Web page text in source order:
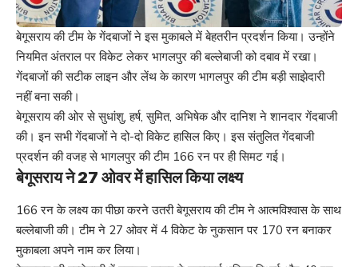
बेगूसराय की टीम के गेंदबाजों ने इस मुकाबले में बेहतरीन प्रदर्शन किया। उन्होंने
नियमित अंतराल पर विकेट लेकर भागलपुर की बल्लेबाजी को दबाव में रखा।
गेंदबाजों की सटीक लाइन और लेंथ के कारण भागलपुर की टीम बड़ी साझेदारी
नहीं बना सकी।
बेगूसराय की ओर से सुधांशु, हर्ष, सुमित, अभिषेक और दानिश ने शानदार गेंदबाजी
की। इन सभी गेंदबाजों ने दो-दो विकेट हासिल किए। इस संतुलित गेंदबाजी
प्रदर्शन की वजह से भागलपुर की टीम 166 रन पर ही सिमट गई।
बेगूसराय ने 27 ओवर में हासिल किया लक्ष्य
166 रन के लक्ष्य का पीछा करने उतरी बेगूसराय की टीम ने आत्मविश्वास के साथ
बल्लेबाजी की। टीम ने 27 ओवर में 4 विकेट के नुकसान पर 170 रन बनाकर
मुकाबला अपने नाम कर लिया।